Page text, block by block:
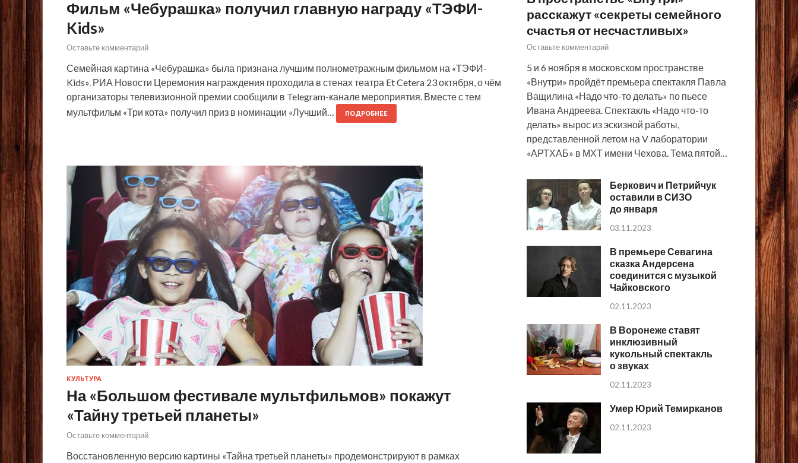
Фильм «Чебурашка» получил главную награду «ТЭФИ-
Kids»
Оставьте комментарий
Семейная картина «Чебурашка» была признана лучшим полнометражным фильмом на «ТЭФИ-
Kids». РИА Новости Церемония награждения проходила в стенах театра Et Cetera 23 октября, о чём
организаторы телевизионной премии сообщили в Telegram-канале мероприятия. Вместе с тем
мультфильм «Три кота» получил приз в номинации «Лучший…
ПОДРОБНЕЕ
КУЛЬТУРА
На «Большом фестивале мультфильмов» покажут
«Тайну третьей планеты»
Оставьте комментарий
Восстановленную версию картины «Тайна третьей планеты» продемонстрируют в рамках
расскажут «секреты семейного
счастья от несчастливых»
Оставьте комментарий
5 и 6 ноября в московском пространстве
«Внутри» пройдёт премьера спектакля Павла
Ващилина «Надо что-то делать» по пьесе
Ивана Андреева. Спектакль «Надо что-то
делать» вырос из эскизной работы,
представленной летом на V лаборатории
«АРТХАБ» в МХТ имени Чехова. Тема пятой…
Беркович и Петрийчук
оставили в СИЗО
до января
03.11.2023
В премьере Севагина
сказка Андерсена
соединится с музыкой
Чайковского
02.11.2023
В Воронеже ставят
инклюзивный
кукольный спектакль
о звуках
02.11.2023
Умер Юрий Темирканов
02.11.2023